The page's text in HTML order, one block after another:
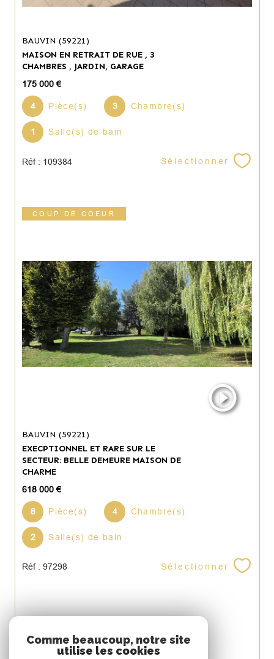
BAUVIN (59221)
MAISON EN RETRAIT DE RUE , 3
CHAMBRES , JARDIN, GARAGE
175 000 €
4 Pièce(s) 3 Chambre(s)
1 Salle(s) de bain
Réf : 109384 Sélectionner
COUP DE COEUR
BAUVIN (59221)
EXECPTIONNEL ET RARE SUR LE
SECTEUR: BELLE DEMEURE MAISON DE
CHARME
618 000 €
8 Pièce(s) 4 Chambre(s)
2 Salle(s) de bain
Réf : 97298 Sélectionner
Espace
PROPRIÉTAIRE
Comme beaucoup, notre site
utilise les cookies